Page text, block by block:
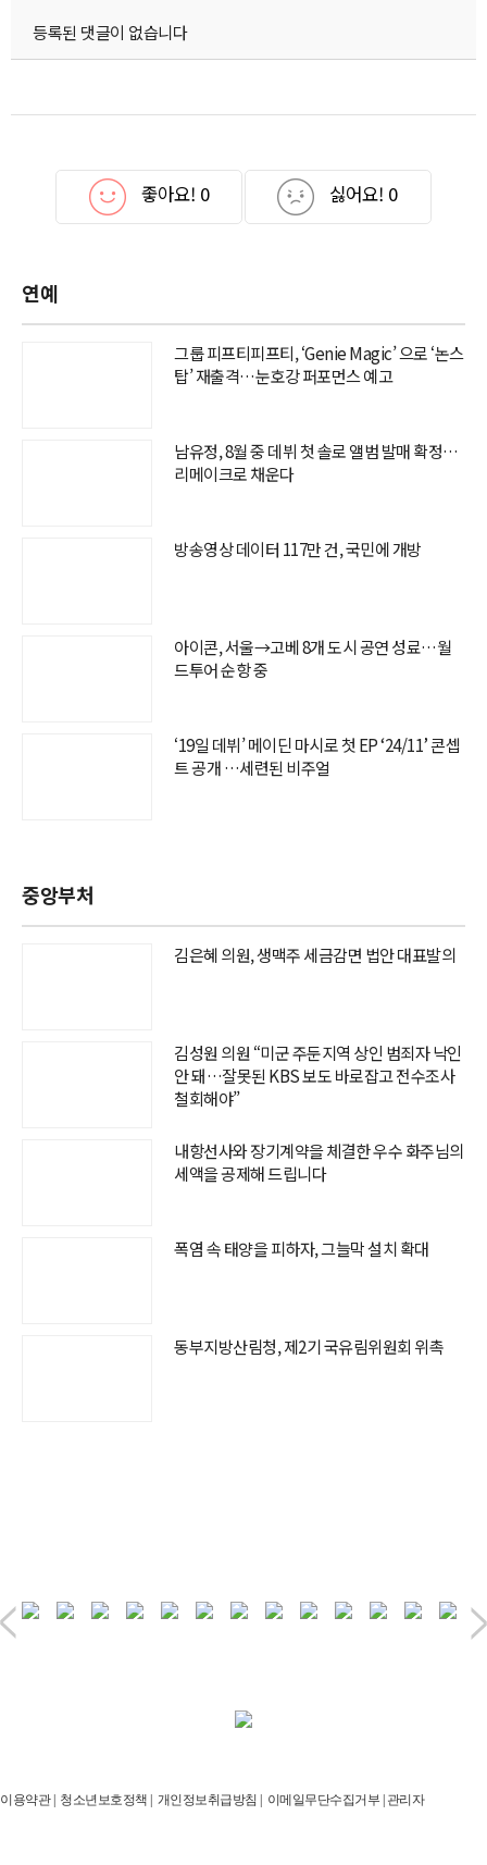
등록된 댓글이 없습니다
좋아요! 0 싫어요! 0
연예
그룹 피프티피프티, ‘Genie Magic’ 으로 ‘논스
탑’ 재출격…눈호강 퍼포먼스 예고
남유정, 8월 중 데뷔 첫 솔로 앨범 발매 확정…
리메이크로 채운다
방송영상 데이터 117만 건, 국민에 개방
아이콘, 서울→고베 8개 도시 공연 성료…월
드투어 순항 중
‘19일 데뷔’ 메이딘 마시로 첫 EP ‘24/11’ 콘셉
트 공개 …세련된 비주얼
중앙부처
김은혜 의원, 생맥주 세금감면 법안 대표발의
김성원 의원 “미군 주둔지역 상인 범죄자 낙인
안 돼…잘못된 KBS 보도 바로잡고 전수조사
철회해야”
내항선사와 장기계약을 체결한 우수 화주님의
세액을 공제해 드립니다
폭염 속 태양을 피하자, 그늘막 설치 확대
동부지방산림청, 제2기 국유림위원회 위촉
이용약관| 청소년보호정책 | 개인정보취급방침 | 이메일무단수집거부 | 관리자